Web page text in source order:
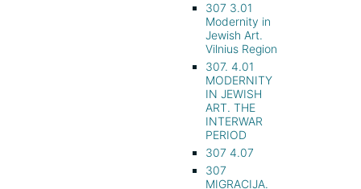
307 3.01
Modernity in
Jewish Art.
Vilnius Region
307. 4.01
MODERNITY
IN JEWISH
ART. THE
INTERWAR
PERIOD
307 4.07
307
MIGRACIJA.